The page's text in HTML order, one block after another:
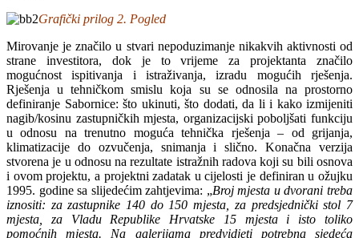
Grafički prilog 2. Pogled
Mirovanje je značilo u stvari nepoduzimanje nikakvih aktivnosti od
strane investitora, dok je to vrijeme za projektanta značilo
mogućnost ispitivanja i istraživanja, izradu mogućih rješenja.
Rješenja u tehničkom smislu koja su se odnosila na prostorno
definiranje Sabornice: što ukinuti, što dodati, da li i kako izmijeniti
nagib/kosinu zastupničkih mjesta, organizacijski poboljšati funkciju
u odnosu na trenutno moguća tehnička rješenja – od grijanja,
klimatizacije do ozvučenja, snimanja i slično. Konačna verzija
stvorena je u odnosu na rezultate istražnih radova koji su bili osnova
i ovom projektu, a projektni zadatak u cijelosti je definiran u ožujku
1995. godine sa slijedećim zahtjevima: „Broj mjesta u dvorani treba
iznositi: za zastupnike 140 do 150 mjesta, za predsjednički stol 7
mjesta, za Vladu Republike Hrvatske 15 mjesta i isto toliko
pomoćnih mjesta. Na galerijama predvidjeti potrebna sjedeća